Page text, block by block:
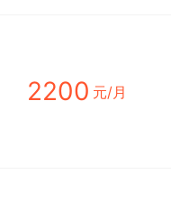
2200 元/月